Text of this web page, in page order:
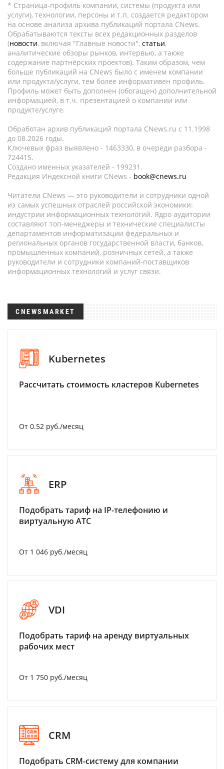
* Страница-профиль компании, системы (продукта или
услуги), технологии, персоны и т.п. создается редактором
на основе анализа архива публикаций портала CNews.
Обрабатываются тексты всех редакционных разделов
(новости, включая "Главные новости", статьи,
аналитические обзоры рынков, интервью, а также
содержание партнёрских проектов). Таким образом, чем
больше публикаций на CNews было с именем компании
или продукта/услуги, тем более информативен профиль.
Профиль может быть дополнен (обогащен) дополнительной
информацией, в т.ч. презентацией о компании или
продукте/услуге.
Обработан архив публикаций портала CNews.ru c 11.1998
до 08.2026 годы.
Ключевых фраз выявлено - 1463330, в очереди разбора -
724415.
Создано именных указателей - 199231.
Редакция Индексной книги CNews - book@cnews.ru
Читатели CNews — это руководители и сотрудники одной
из самых успешных отраслей российской экономики:
индустрии информационных технологий. Ядро аудитории
составляют топ-менеджеры и технические специалисты
департаментов информатизации федеральных и
региональных органов государственной власти, банков,
промышленных компаний, розничных сетей, а также
руководители и сотрудники компаний-поставщиков
информационных технологий и услуг связи.
CNEWSMARKET
Kubernetes
Рассчитать стоимость кластеров Kubernetes
От 0.52 руб./месяц
ERP
Подобрать тариф на IP-телефонию и
виртуальную АТС
От 1 046 руб./месяц
VDI
Подобрать тариф на аренду виртуальных
рабочих мест
От 1 750 руб./месяц
CRM
Подобрать CRM-систему для компании